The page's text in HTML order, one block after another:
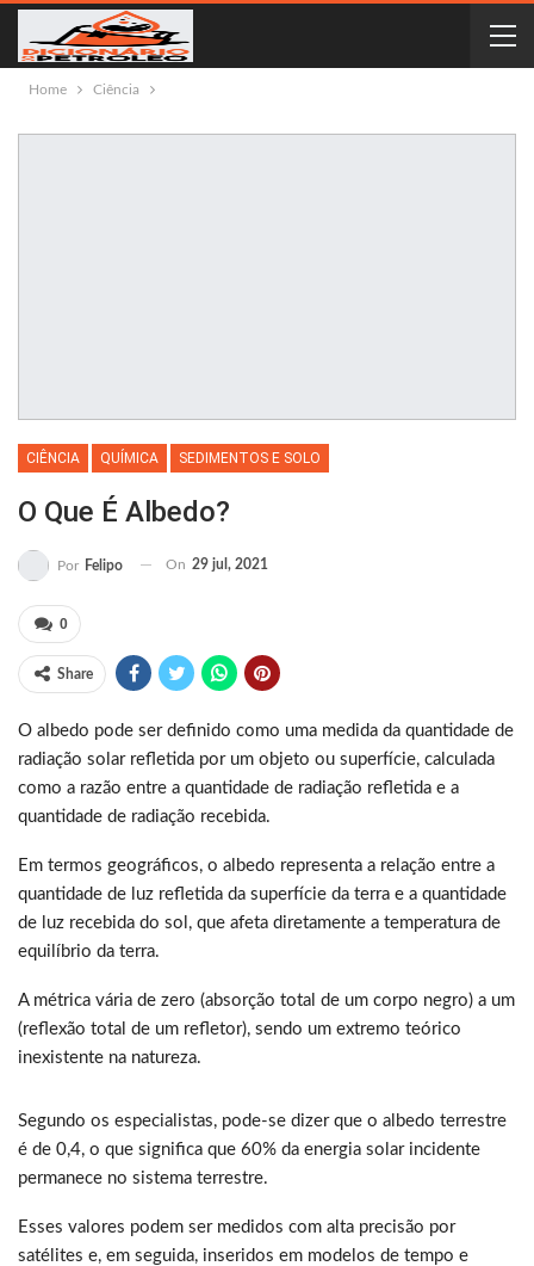
Home Ciência
CIÊNCIA QUÍMICA SEDIMENTOS E SOLO
O Que É Albedo?
Por Felipo On 29 jul, 2021
0
Share
O albedo pode ser definido como uma medida da quantidade de
radiação solar refletida por um objeto ou superfície, calculada
como a razão entre a quantidade de radiação refletida e a
quantidade de radiação recebida.
Em termos geográficos, o albedo representa a relação entre a
quantidade de luz refletida da superfície da terra e a quantidade
de luz recebida do sol, que afeta diretamente a temperatura de
equilíbrio da terra.
A métrica vária de zero (absorção total de um corpo negro) a um
(reflexão total de um refletor), sendo um extremo teórico
inexistente na natureza.
Segundo os especialistas, pode-se dizer que o albedo terrestre
é de 0,4, o que significa que 60% da energia solar incidente
permanece no sistema terrestre.
Esses valores podem ser medidos com alta precisão por
satélites e, em seguida, inseridos em modelos de tempo e